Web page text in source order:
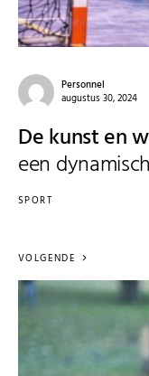
Personnel
augustus 30, 2024
De kunst en
een
SPORT
VOLGENDE